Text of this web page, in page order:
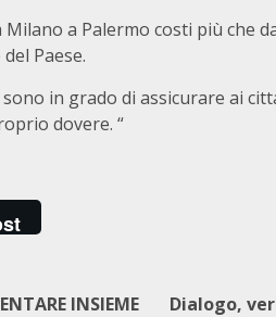
a Palermo costi più che
Paese.
sono in grado di assicurare ai
dovere. “
INSIEME
Dialogo,